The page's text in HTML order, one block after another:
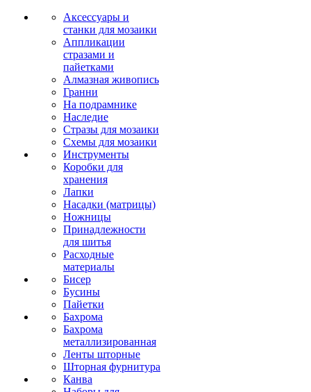
Аксессуары и
станки для мозаики
Аппликации
стразами и
пайетками
Алмазная живопись
Гранни
На подрамнике
Наследие
Стразы для мозаики
Схемы для мозаики
Инструменты
Коробки для
хранения
Лапки
Насадки (матрицы)
Ножницы
Принадлежности
для шитья
Расходные
материалы
Бисер
Бусины
Пайетки
Бахрома
Бахрома
металлизированная
Ленты шторные
Шторная фурнитура
Канва